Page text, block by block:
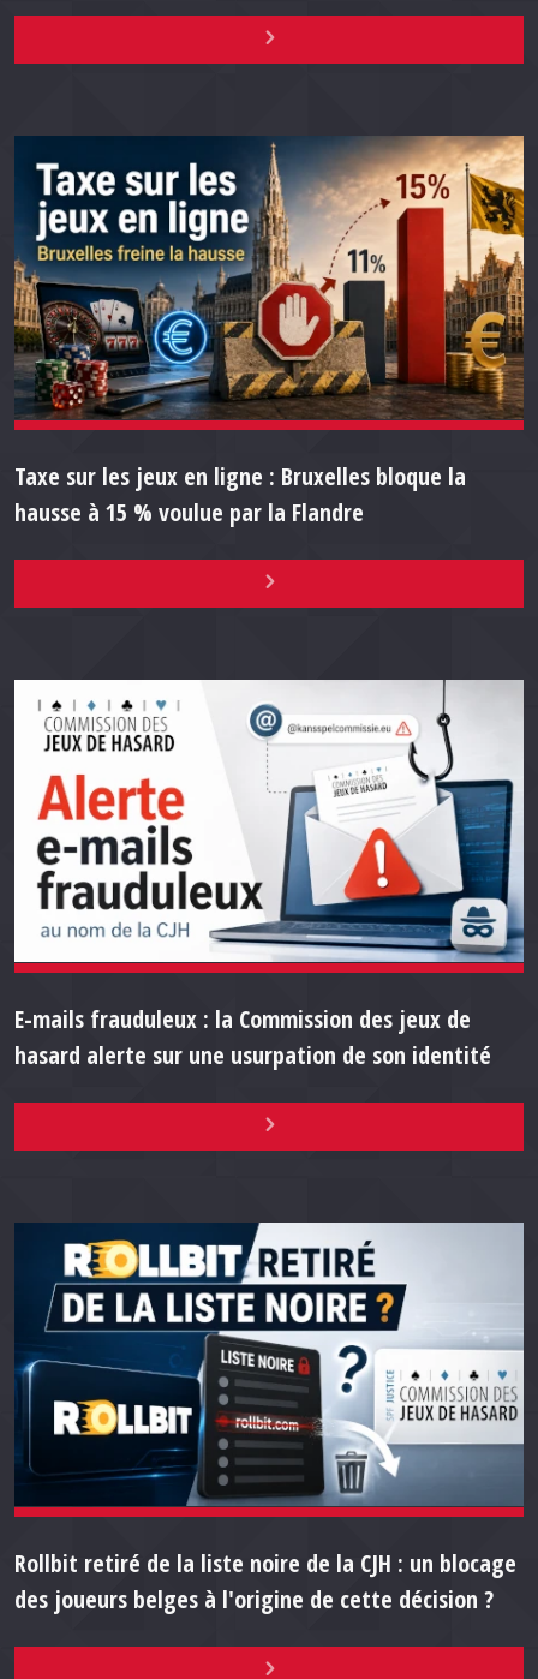
Taxe sur les jeux en ligne : Bruxelles bloque la
hausse à 15 % voulue par la Flandre
E-mails frauduleux : la Commission des jeux de
hasard alerte sur une usurpation de son identité
Rollbit retiré de la liste noire de la CJH : un blocage
des joueurs belges à l'origine de cette décision ?